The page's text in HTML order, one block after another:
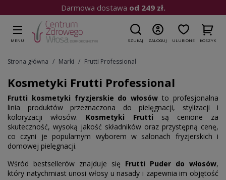
Darmowa dostawa od 249 zł.
MENU SZUKAJ ZALOGUJ ULUBIONE KOSZYK
Strona główna Marki Frutti Professional
Kosmetyki Frutti Professional
Frutti kosmetyki fryzjerskie do włosów to profesjonalna
linia produktów przeznaczona do pielęgnacji, stylizacji i
koloryzacji włosów. Kosmetyki Frutti są cenione za
skuteczność, wysoką jakość składników oraz przystępną cenę,
co czyni je popularnym wyborem w salonach fryzjerskich i
domowej pielęgnacji.
Wśród bestsellerów znajduje się Frutti Puder do włosów,
który natychmiast unosi włosy u nasady i zapewnia im objętość